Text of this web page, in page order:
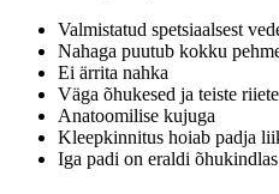
Valmistatud spetsiaalsest
Nahaga puutub kokku
Ei ärrita nahka
Väga õhukesed ja teiste
Anatoomilise kujuga
Kleepkinnitus hoiab padja
Iga padi on eraldi